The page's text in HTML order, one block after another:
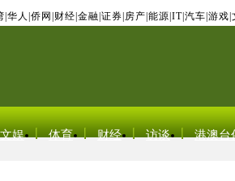
华人 侨网 财经 金融 证券 房产 能源 IT| 汽车 游戏
文娱 体育 财经 访谈 港澳台